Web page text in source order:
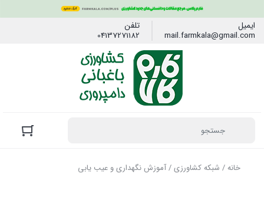
ایمیل
mail.farmkala@gmail.com
تلفن
04137271182
خانه/ شبکه کشاورزی/ آموزش نگهداری و عیب یابی